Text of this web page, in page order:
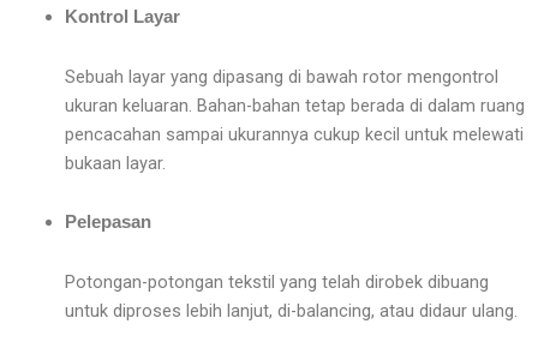
Kontrol Layar
Sebuah layar yang dipasang di bawah rotor mengontrol
ukuran keluaran. Bahan-bahan tetap berada di dalam ruang
pencacahan sampai ukurannya cukup kecil untuk melewati
bukaan layar.
Pelepasan
Potongan-potongan tekstil yang telah dirobek dibuang
untuk diproses lebih lanjut, di-balancing, atau didaur ulang.